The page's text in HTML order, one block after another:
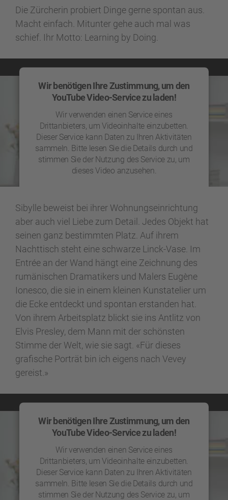
Die Zürcherin probiert Dinge gerne spontan aus.
Macht einfach. Mitunter gehe auch mal was
schief. Ihr Motto: Learning by Doing.
Wir benötigen Ihre Zustimmung, um den
YouTube Video-Service zu laden!
Wir verwenden einen Service eines
Drittanbieters, um Videoinhalte einzubetten.
Dieser Service kann Daten zu Ihren Aktivitäten
sammeln. Bitte lesen Sie die Details durch und
stimmen Sie der Nutzung des Service zu, um
dieses Video anzusehen.
Akzeptieren
powered by Usercentrics Consent Management
Sibylle beweist bei ihrer Wohnungseinrichtung
aber auch viel Liebe zum Detail. Jedes Objekt hat
seinen ganz bestimmten Platz. Auf ihrem
Nachttisch steht eine schwarze Linck-Vase. Im
Entrée an der Wand hängt eine Zeichnung des
rumänischen Dramatikers und Malers Eugène
Ionesco, die sie in einem kleinen Kunstatelier um
die Ecke entdeckt und spontan erstanden hat.
Von ihrem Arbeitsplatz blickt sie ins Antlitz von
Elvis Presley, dem Mann mit der schönsten
Stimme der Welt, wie sie sagt. «Für dieses
grafische Porträt bin ich eigens nach Vevey
gereist.»
Wir benötigen Ihre Zustimmung, um den
YouTube Video-Service zu laden!
Wir verwenden einen Service eines
Drittanbieters, um Videoinhalte einzubetten.
Dieser Service kann Daten zu Ihren Aktivitäten
sammeln. Bitte lesen Sie die Details durch und
stimmen Sie der Nutzung des Service zu, um